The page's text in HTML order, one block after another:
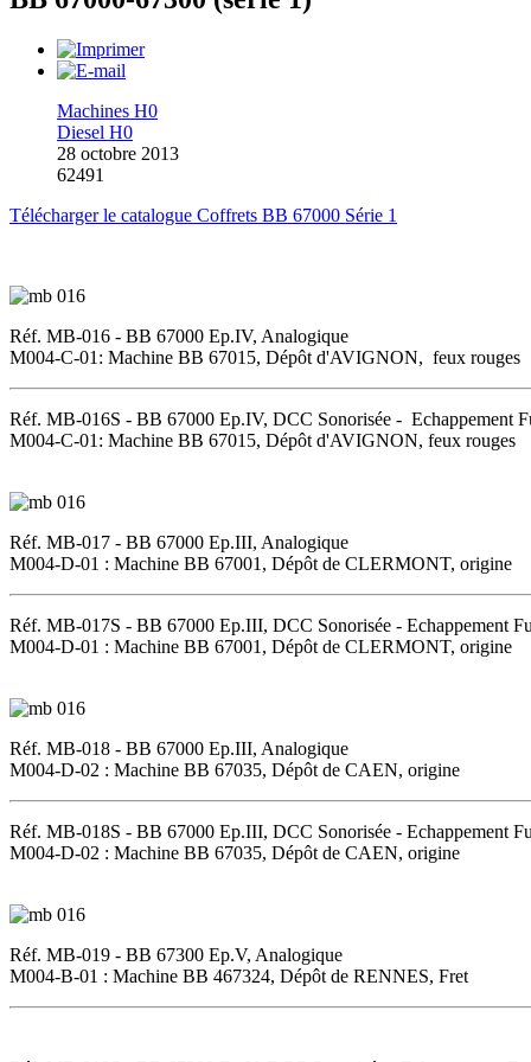
Machines H0
Diesel H0
28 octobre 2013
62491
Télécharger le catalogue Coffrets BB 67000 Série 1
Réf. MB-016 - BB 67000 Ep.IV, Analogique
M004-C-01: Machine BB 67015, Dépôt d'AVIGNON, feux rouges
Réf. MB-016S - BB 67000 Ep.IV, DCC Sonorisée - Echappement
M004-C-01: Machine BB 67015, Dépôt d'AVIGNON, feux rouges
Réf. MB-017 - BB 67000 Ep.III, Analogique
M004-D-01 : Machine BB 67001, Dépôt de CLERMONT, origine
Réf. MB-017S - BB 67000 Ep.III, DCC Sonorisée - Echappement
M004-D-01 : Machine BB 67001, Dépôt de CLERMONT, origine
Réf. MB-018 - BB 67000 Ep.III, Analogique
M004-D-02 : Machine BB 67035, Dépôt de CAEN, origine
Réf. MB-018S - BB 67000 Ep.III, DCC Sonorisée - Echappement
M004-D-02 : Machine BB 67035, Dépôt de CAEN, origine
Réf. MB-019 - BB 67300 Ep.V, Analogique
M004-B-01 : Machine BB 467324, Dépôt de RENNES, Fret